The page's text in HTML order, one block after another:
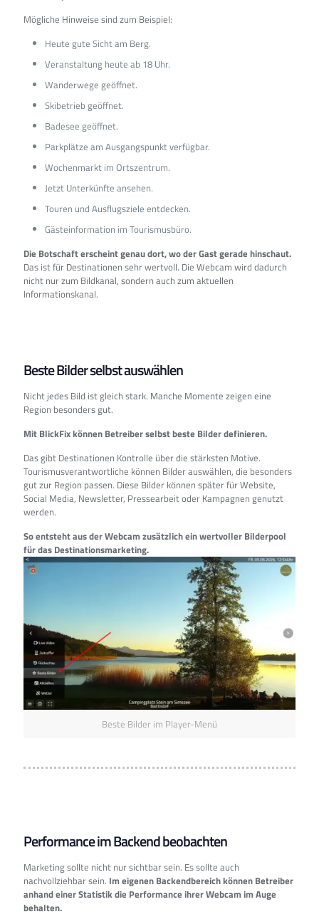
Mögliche Hinweise sind zum Beispiel:
Heute gute Sicht am Berg.
Veranstaltung heute ab 18 Uhr.
Wanderwege geöffnet.
Skibetrieb geöffnet.
Badesee geöffnet.
Parkplätze am Ausgangspunkt verfügbar.
Wochenmarkt im Ortszentrum.
Jetzt Unterkünfte ansehen.
Touren und Ausflugsziele entdecken.
Gästeinformation im Tourismusbüro.
Die Botschaft erscheint genau dort, wo der Gast gerade hinschaut.
Das ist für Destinationen sehr wertvoll. Die Webcam wird dadurch
nicht nur zum Bildkanal, sondern auch zum aktuellen
Informationskanal.
Beste Bilder selbst auswählen
Nicht jedes Bild ist gleich stark. Manche Momente zeigen eine
Region besonders gut.
Mit BlickFix können Betreiber selbst beste Bilder definieren.
Das gibt Destinationen Kontrolle über die stärksten Motive.
Tourismusverantwortliche können Bilder auswählen, die besonders
gut zur Region passen. Diese Bilder können später für Website,
Social Media, Newsletter, Pressearbeit oder Kampagnen genutzt
werden.
So entsteht aus der Webcam zusätzlich ein wertvoller Bilderpool
für das Destinationsmarketing.
Beste Bilder im Player-Menü
Performance im Backend beobachten
Marketing sollte nicht nur sichtbar sein. Es sollte auch
nachvollziehbar sein. Im eigenen Backendbereich können Betreiber
anhand einer Statistik die Performance ihrer Webcam im Auge
behalten.